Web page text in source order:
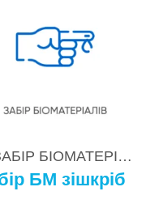
0. ЗАБІР БІОМАТЕРІАЛІВ
БМ зішкріб